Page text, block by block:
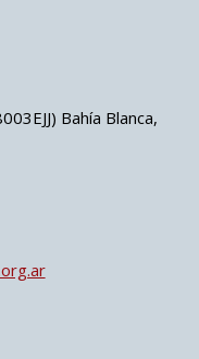
Bahía Blanca,